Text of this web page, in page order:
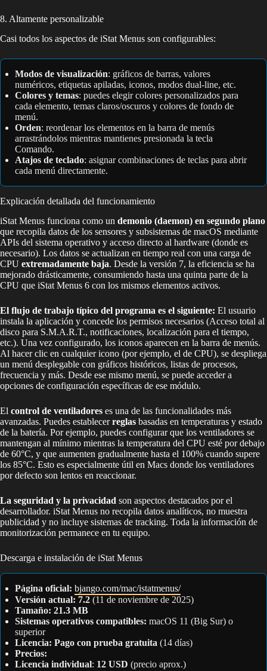
8. Altamente personalizable
Casi todos los aspectos de iStat Menus son configurables:
Modos de visualización: gráficos de barras, valores
numéricos, etiquetas apiladas, iconos, modos dual-line, etc.
Colores y temas: puedes elegir colores personalizados para
cada elemento, temas claros/oscuros y colores de fondo de
menú.
Orden: reordenar los elementos en la barra de menús
arrastrándolos mientras mantienes presionada la tecla
Comando.
Atajos de teclado: asignar combinaciones de teclas para abrir
cada menú directamente.
Explicación detallada del funcionamiento
iStat Menus funciona como un demonio (daemon) en segundo plano
que recopila datos de los sensores y subsistemas de macOS mediante
APIs del sistema operativo y acceso directo al hardware (donde es
necesario). Los datos se actualizan en tiempo real con una carga de
CPU extremadamente baja. Desde la versión 7, la eficiencia se ha
mejorado drásticamente, consumiendo hasta una quinta parte de la
CPU que iStat Menus 6 con los mismos elementos activos.
El flujo de trabajo típico del programa es el siguiente: El usuario
instala la aplicación y concede los permisos necesarios (Acceso total al
disco para S.M.A.R.T., notificaciones, localización para el tiempo,
etc.). Una vez configurado, los iconos aparecen en la barra de menús.
Al hacer clic en cualquier icono (por ejemplo, el de CPU), se despliega
un menú desplegable con gráficos históricos, listas de procesos,
frecuencia y más. Desde ese mismo menú, se puede acceder a
opciones de configuración específicas de ese módulo.
El control de ventiladores es una de las funcionalidades más
avanzadas. Puedes establecerreglas basadas en temperaturas y estado
de la batería. Por ejemplo, puedes configurar que los ventiladores se
mantengan al mínimo mientras la temperatura del CPU esté por debajo
de 60°C, y que aumenten gradualmente hasta el 100% cuando supere
los 85°C. Esto es especialmente útil en Macs donde los ventiladores
por defecto son lentos en reaccionar.
La seguridad y la privacidad son aspectos destacados por el
desarrollador. iStat Menus no recopila datos analíticos, no muestra
publicidad y no incluye sistemas de tracking. Toda la información de
monitorización permanece en tu equipo.
Descarga e instalación de iStat Menus
Página oficial: bjango.com/mac/istatmenus/
Versión actual: 7.2 (11 de noviembre de 2025)
Tamaño: 21.3 MB
Sistemas operativos compatibles: macOS 11 (Big Sur) o
superior
Licencia: Pago con prueba gratuita (14 días)
Precios:
Licencia individual: 12 USD (precio aprox.)